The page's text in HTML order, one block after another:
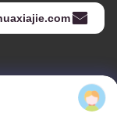
خطاب
Eric